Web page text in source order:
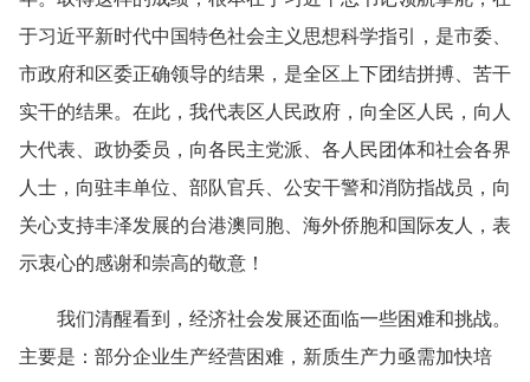
于习近平新时代中国特色社会主义思想科学指引，是市委、
市政府和区委正确领导的结果，是全区上下团结拼搏、苦干
实干的结果。在此，我代表区人民政府，向全区人民，向人
大代表、政协委员，向各民主党派、各人民团体和社会各界
人士，向驻丰单位、部队官兵、公安干警和消防指战员，向
关心支持丰泽发展的台港澳同胞、海外侨胞和国际友人，表
示衷心的感谢和崇高的敬意！
我们清醒看到，经济社会发展还面临一些困难和挑战。
主要是：部分企业生产经营困难，新质生产力亟需加快培